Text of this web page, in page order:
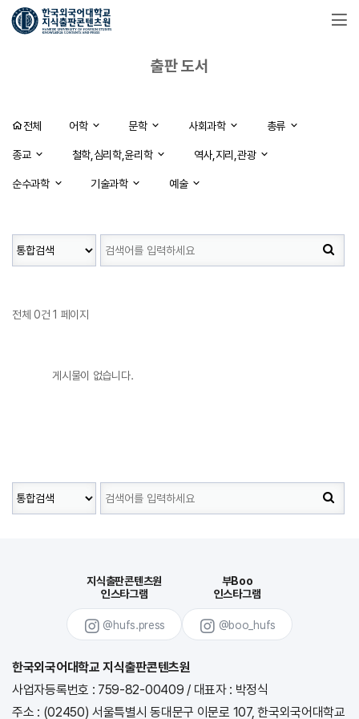
출판 도서
전체 어학 문학 사회과학 총류
종교 철학,심리학,윤리학 역사,지리,관광
순수과학 기술과학 예술
전체 0건 1 페이지
게시물이 없습니다.
지식출판콘텐츠원
인스타그램
@hufs.press
부Boo
인스타그램
@boo_hufs
한국외국어대학교 지식출판콘텐츠원
사업자등록번호 : 759-82-00409/ 대표자 : 박정식
주소 : (02450) 서울특별시 동대문구 이문로 107, 한국외국어대학교